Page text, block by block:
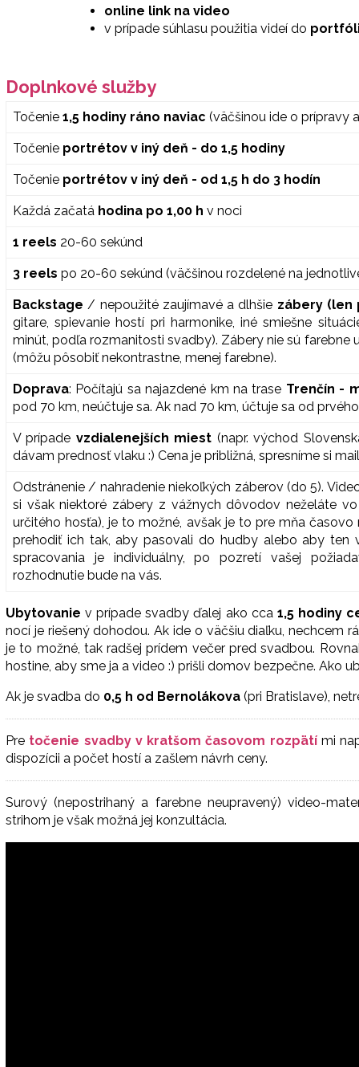
online link na video
v prípade súhlasu použitia videí do
Doplnkové služby
Točenie 1,5 hodiny ráno naviac (väčšinou ide o prípravy
Točenie portrétov v iný deň - do 1,5 hodiny
Točenie portrétov v iný deň - od 1,5 h do 3 hodín
Každá začatá hodina po 1,00 h v noci
1 reels 20-60 sekúnd
3 reels po 20-60 sekúnd (väčšinou rozdelené na
Backstage / nepoužité zaujímavé a dlhšie zábery (len
gitare, spievanie hostí pri harmonike, iné smiešne
minút, podľa rozmanitosti svadby). Zábery nie sú
(môžu pôsobiť nekontrastne, menej farebne).
Doprava: Počítajú sa najazdené km na trase Trenčín -
pod 70 km, neúčtuje sa. Ak nad 70 km, účtuje sa od
V prípade vzdialenejších miest (napr. východ
dávam prednosť vlaku :) Cena je približná, spresníme si
Odstránenie / nahradenie niekoľkých záberov (do 5).
si však niektoré zábery z vážnych dôvodov neželáte
určitého hosťa), je to možné, avšak je to pre mňa
prehodiť ich tak, aby pasovali do hudby alebo aby ten
spracovania je individuálny, po pozretí vašej
rozhodnutie bude na vás.
Ubytovanie v prípade svadby ďalej ako cca 1,5 hodiny
nocí je riešený dohodou. Ak ide o väčšiu diaľku, nechcem
je to možné, tak radšej prídem večer pred svadbou.
hostine, aby sme ja a video :) prišli domov bezpečne. Ako
Ak je svadba do 0,5 h od Bernolákova (pri Bratislave),
Pre točenie svadby v kratšom časovom rozpätími
dispozícii a počet hostí a zašlem návrh ceny.
Surový (nepostrihaný a farebne neupravený) video-
strihom je však možná jej konzultácia.